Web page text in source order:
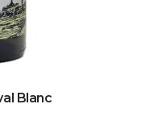
Blanc